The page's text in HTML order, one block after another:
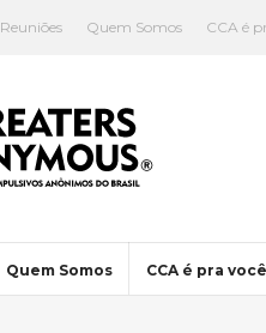
Reuniões Quem Somos CCA é
Quem Somos CCA é pra